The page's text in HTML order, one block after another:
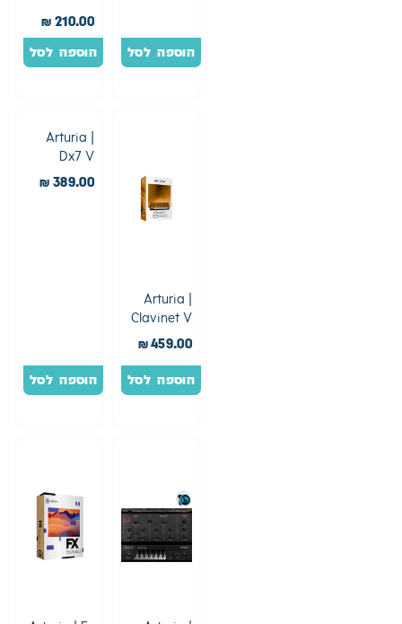
הוספה לסל
₪ 210.00
הוספה לסל
Arturia |
Clavinet V
₪459.00
הוספה לסל
Arturia |
Dx7 V
₪ 389.00
הוספה לסל